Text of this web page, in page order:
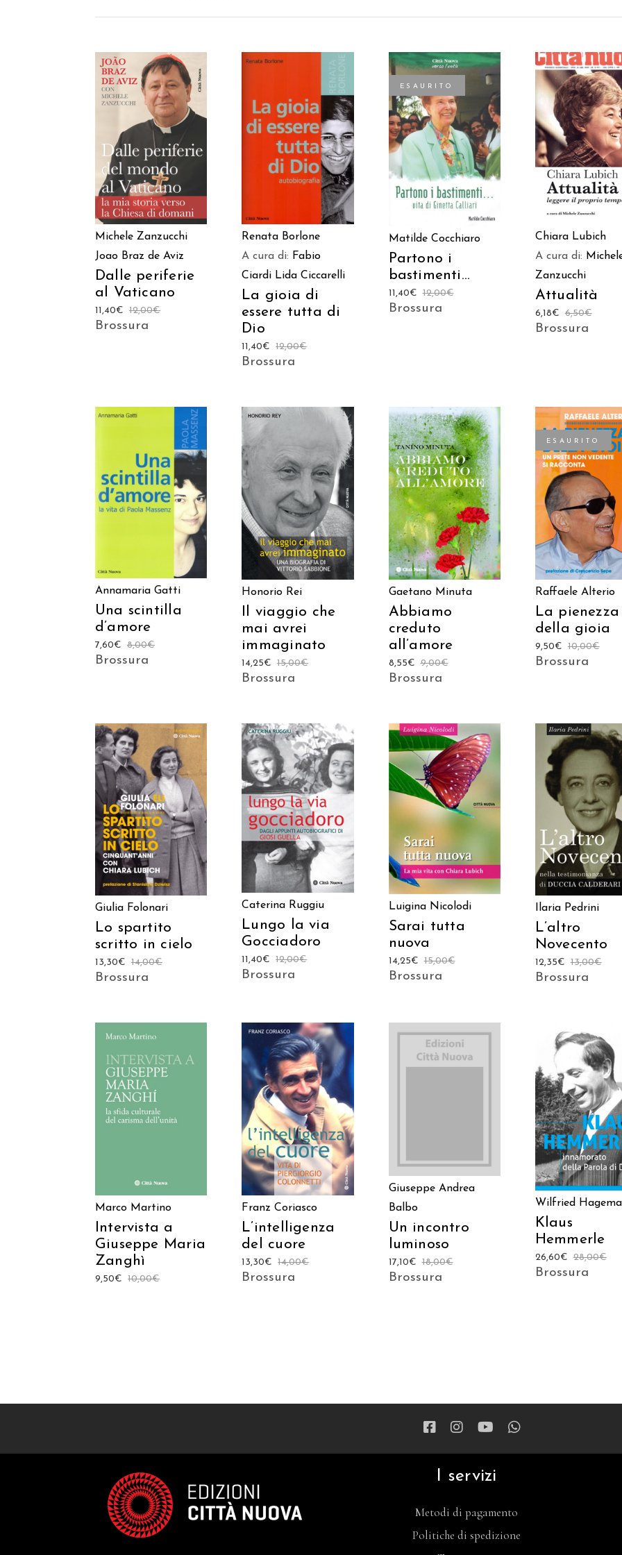
AGGIUNGI AL
CARRELLO
Michele Zanzucchi
Joao Braz de Aviz
Dalle periferie
al Vaticano
12,00€
11,40€
Brossura
AGGIUNGI AL
CARRELLO
Renata Borlone
A cura di: Fabio
Ciardi Lida Ciccarelli
La gioia di
essere tutta di
Dio
12,00€
11,40€
Brossura
ESAURITO
LEGGI TUTTO
Matilde Cocchiaro
Partono i
bastimenti…
12,00€
11,40€
Brossura
AGGIUNGI AL
CARRELLO
Chiara Lubich
A cura di:
Zanzucchi
Attualità
6,50€
6,18€
Brossura
AGGIUNGI AL
CARRELLO
Annamaria Gatti
Una scintilla
d’amore
8,00€
7,60€
Brossura
AGGIUNGI AL
CARRELLO
Honorio Rei
Il viaggio che
mai avrei
immaginato
15,00€
14,25€
Brossura
AGGIUNGI AL
CARRELLO
Gaetano Minuta
Abbiamo
creduto
all’amore
9,00€
8,55€
Brossura
ESAURITO
LEGGI TUTTO
Raffaele Alterio
La pienezza
della gioia
10,00€
9,50€
Brossura
AGGIUNGI AL
CARRELLO
Giulia Folonari
Lo spartito
scritto in cielo
14,00€
13,30€
Brossura
AGGIUNGI AL
CARRELLO
Caterina Ruggiu
Lungo la via
Gocciadoro
12,00€
11,40€
Brossura
AGGIUNGI AL
CARRELLO
Luigina Nicolodi
Sarai tutta
nuova
15,00€
14,25€
Brossura
AGGIUNGI AL
CARRELLO
Ilaria Pedrini
L’altro
Novecento
13,00€
12,35€
Brossura
AGGIUNGI AL
CARRELLO
Marco Martino
Intervista a
Giuseppe Maria
Zanghì
10,00€
9,50€
AGGIUNGI AL
CARRELLO
Franz Coriasco
L’intelligenza
del cuore
14,00€
13,30€
Brossura
Giuseppe Andrea
Balbo
Un incontro
luminoso
18,00€
17,10€
Brossura
AGGIUNGI AL
CARRELLO
Wilfried
Klaus
Hemmerle
28,00€
26,60€
Brossura
I servizi
Metodi di pagamento
Politiche di spedizione